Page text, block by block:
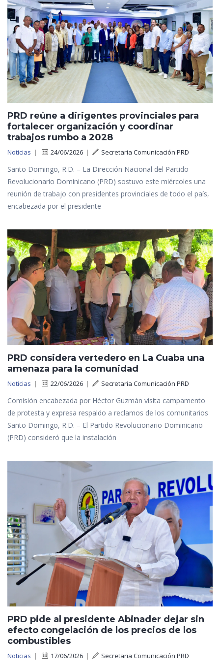
PRD reúne a dirigentes provinciales para
fortalecer organización y coordinar
trabajos rumbo a 2028
Noticias | 24/06/2026 | Secretaria Comunicación PRD
Santo Domingo, R.D. – La Dirección Nacional del Partido
Revolucionario Dominicano (PRD) sostuvo este miércoles una
reunión de trabajo con presidentes provinciales de todo el país,
encabezada por el presidente
PRD considera vertedero en La Cuaba una
amenaza para la comunidad
Noticias | 22/06/2026 | Secretaria Comunicación PRD
Comisión encabezada por Héctor Guzmán visita campamento
de protesta y expresa respaldo a reclamos de los comunitarios
Santo Domingo, R.D. – El Partido Revolucionario Dominicano
(PRD) consideró que la instalación
PRD pide al presidente Abinader dejar sin
efecto congelación de los precios de los
combustibles
Noticias | 17/06/2026 | Secretaria Comunicación PRD